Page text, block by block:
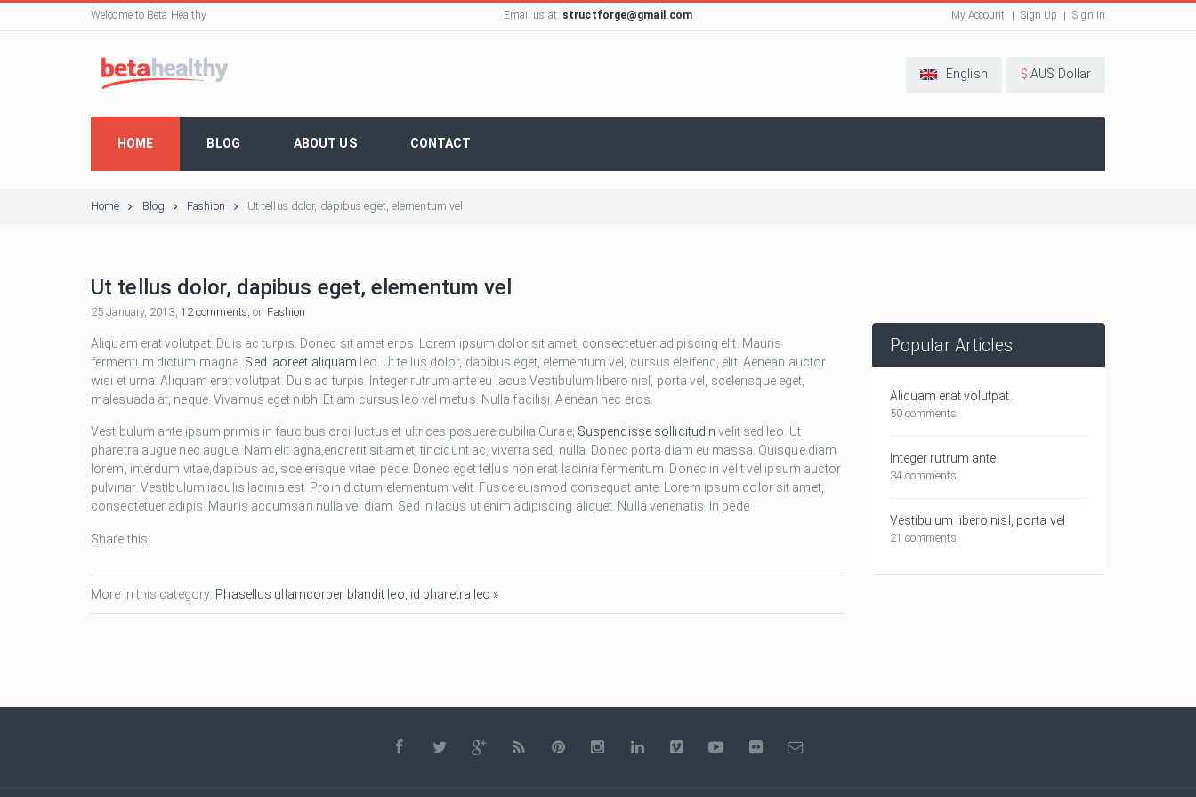
Welcome to Beta Healthy Email us at: structforge@gmail.com My Account Sign Up Sign In
English $ AUS Dollar
HOME BLOG ABOUT US CONTACT
Home Blog Fashion Ut tellus dolor, dapibus eget, elementum vel
Ut tellus dolor, dapibus eget, elementum vel
25 January, 2013, 12 comments, on Fashion
Aliquam erat volutpat. Duis ac turpis. Donec sit amet eros. Lorem ipsum dolor sit amet, consectetuer adipiscing elit. Mauris
fermentum dictum magna. Sed laoreet aliquam leo. Ut tellus dolor, dapibus eget, elementum vel, cursus eleifend, elit. Aenean auctor
wisi et urna. Aliquam erat volutpat. Duis ac turpis. Integer rutrum ante eu lacus.Vestibulum libero nisl, porta vel, scelerisque eget,
malesuada at, neque. Vivamus eget nibh. Etiam cursus leo vel metus. Nulla facilisi. Aenean nec eros.
Vestibulum ante ipsum primis in faucibus orci luctus et ultrices posuere cubilia Curae; Suspendisse sollicitudin velit sed leo. Ut
pharetra augue nec augue. Nam elit agna,endrerit sit amet, tincidunt ac, viverra sed, nulla. Donec porta diam eu massa. Quisque diam
lorem, interdum vitae,dapibus ac, scelerisque vitae, pede. Donec eget tellus non erat lacinia fermentum. Donec in velit vel ipsum auctor
pulvinar. Vestibulum iaculis lacinia est. Proin dictum elementum velit. Fusce euismod consequat ante. Lorem ipsum dolor sit amet,
consectetuer adipis. Mauris accumsan nulla vel diam. Sed in lacus ut enim adipiscing aliquet. Nulla venenatis. In pede
Share this:
More in this category: Phasellus ullamcorper blandit leo, id pharetra leo »
Popular Articles
Aliquam erat volutpat.
50 comments
Integer rutrum ante
34 comments
Vestibulum libero nisl, porta vel
21 comments